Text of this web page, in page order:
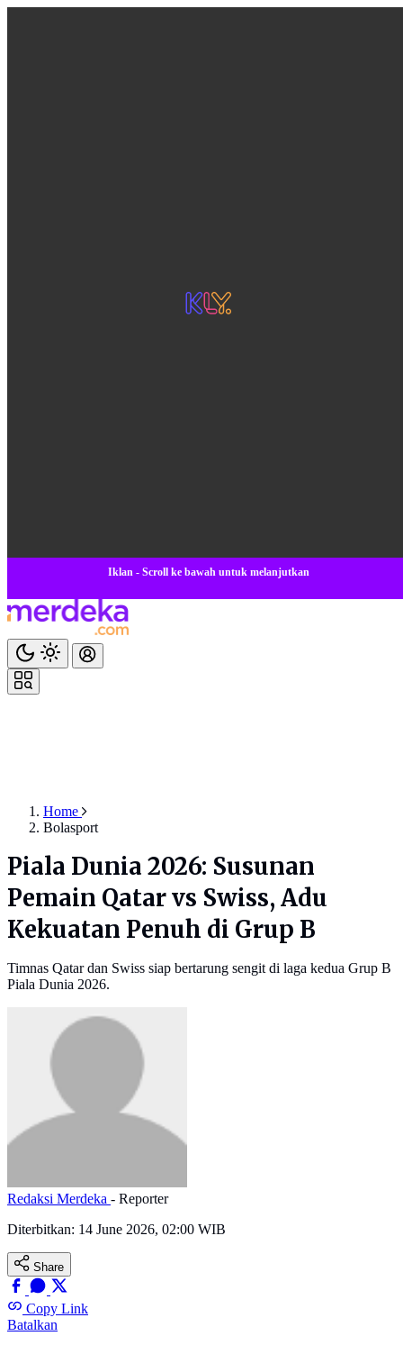
Iklan - Scroll ke bawah untuk melanjutkan
Home
Bolasport
Piala Dunia 2026: Susunan
Pemain Qatar vs Swiss, Adu
Kekuatan Penuh di Grup B
Timnas Qatar dan Swiss siap bertarung sengit di laga kedua Grup B
Piala Dunia 2026.
Redaksi Merdeka - Reporter
Diterbitkan: 14 June 2026, 02:00 WIB
Share
Copy Link
Batalkan